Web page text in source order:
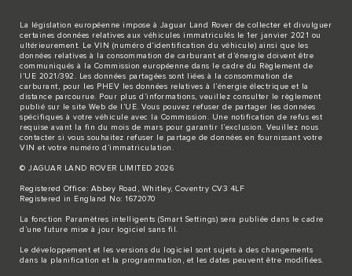
La législation européenne impose à Jaguar Land Rover de collecter et divulguer
certaines données relatives aux véhicules immatriculés le 1er janvier 2021 ou
ultérieurement. Le VIN (numéro d’identification du véhicule) ainsi que les
données relatives à la consommation de carburant et d’énergie doivent être
communiqués à la Commission européenne dans le cadre du Règlement de
l’UE 2021/392. Les données partagées sont liées à la consommation de
carburant, pour les PHEV les données relatives à l’énergie électrique et la
distance parcourue. Pour plus d’informations, veuillez consulter le règlement
publié sur le site Web de l’UE. Vous pouvez refuser de partager les données
spécifiques à votre véhicule avec la Commission. Une notification de refus est
requise avant la fin du mois de mars pour garantir l’exclusion. Veuillez nous
contacter si vous souhaitez refuser le partage de données en fournissant votre
VIN et votre numéro d’immatriculation.
© JAGUAR LAND ROVER LIMITED 2026
Registered Office: Abbey Road, Whitley, Coventry CV3 4LF
Registered in England No: 1672070
La fonction Paramètres intelligents (Smart Settings) sera publiée dans le cadre
d’une future mise à jour logiciel sans fil.
Le développement et les versions du logiciel sont sujets à des changements
dans la planification et la programmation, et les dates peuvent être modifiées.